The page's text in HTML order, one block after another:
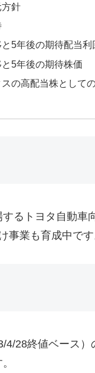
針
5年後の期待配当利
5年後の期待株価
スの高配当株として
るトヨタ自動
事業も育成中です
28終値ベース）